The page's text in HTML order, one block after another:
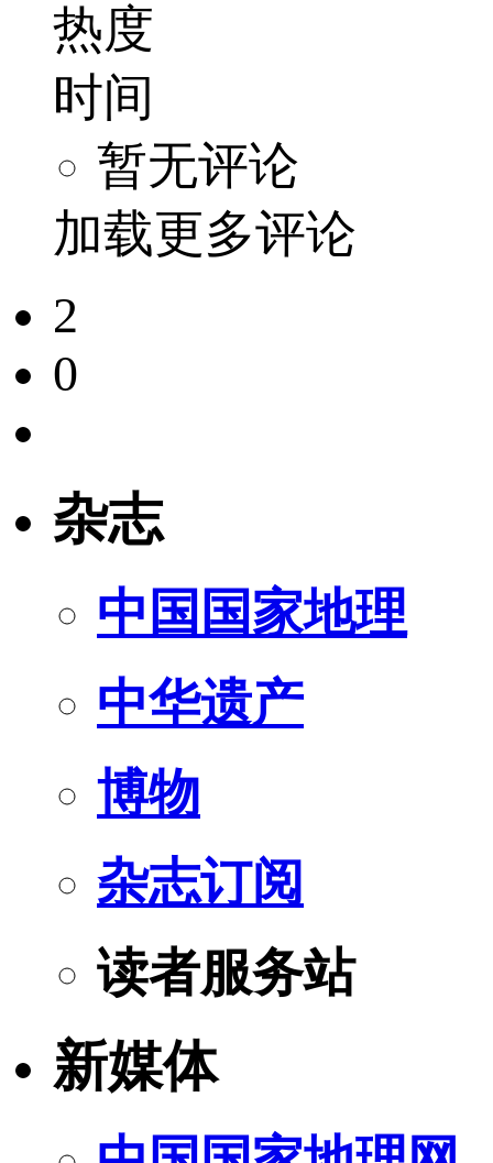
热度
时间
暂无评论
加载更多评论
2
0
杂志
中国国家地理
中华遗产
博物
杂志订阅
读者服务站
新媒体